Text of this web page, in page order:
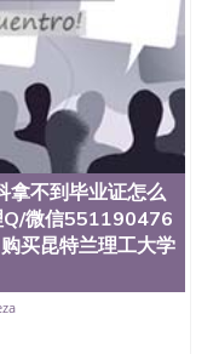
拿不到毕业证怎么
Q/微信551190476
买昆特兰理工大学